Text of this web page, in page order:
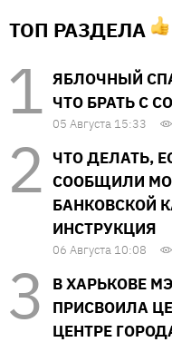
ТОП РАЗДЕЛА
ЯБЛОЧНЫЙ
ЧТО БРАТЬ С
05 Августа 15:33
ЧТО ДЕЛАТЬ,
СООБЩИЛИ
БАНКОВСКОЙ
ИНСТРУКЦИЯ
06 Августа 10:08
В ХАРЬКОВЕ
ПРИСВОИЛА
ЦЕНТРЕ